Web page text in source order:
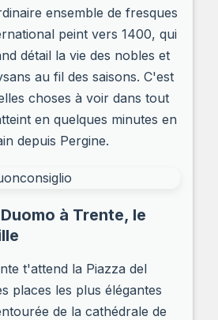
ensemble de fresques
peint vers 1400, qui
détail la vie des nobles et
au fil des saisons. C'est
choses à voir dans tout
en quelques minutes en
depuis Pergine.
à Trente, le
t'attend la Piazza del
places les plus élégantes
de la cathédrale de